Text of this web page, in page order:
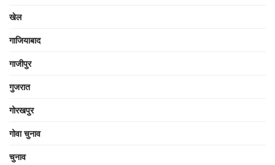
खेल
गाजियाबाद
गाजीपुर
गुजरात
गोरखपुर
गोवा चुनाव
चुनाव